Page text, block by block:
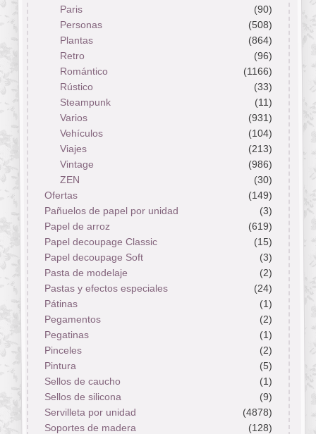
Paris
(90)
Personas
(508)
Plantas
(864)
Retro
(96)
Romántico
(1166)
Rústico
(33)
Steampunk
(11)
Varios
(931)
Vehículos
(104)
Viajes
(213)
Vintage
(986)
ZEN
(30)
Ofertas
(149)
Pañuelos de papel por unidad
(3)
Papel de arroz
(619)
Papel decoupage Classic
(15)
Papel decoupage Soft
(3)
Pasta de modelaje
(2)
Pastas y efectos especiales
(24)
Pátinas
(1)
Pegamentos
(2)
Pegatinas
(1)
Pinceles
(2)
Pintura
(5)
Sellos de caucho
(1)
Sellos de silicona
(9)
Servilleta por unidad
(4878)
Soportes de madera
(128)